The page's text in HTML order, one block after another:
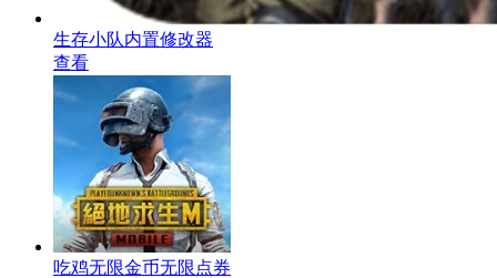
生存小队内置修改器
查看
吃鸡无限金币无限点券